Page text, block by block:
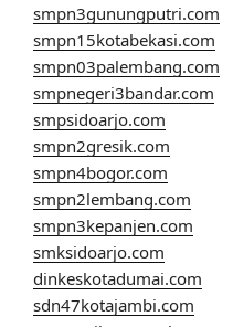
smpn3gunungputri.com
smpn15kotabekasi.com
smpn03palembang.com
smpnegeri3bandar.com
smpsidoarjo.com
smpn2gresik.com
smpn4bogor.com
smpn2lembang.com
smpn3kepanjen.com
smksidoarjo.com
dinkeskotadumai.com
sdn47kotajambi.com